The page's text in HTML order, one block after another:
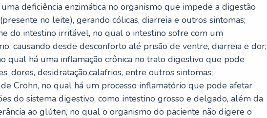
deficiência enzimática no organismo que impede a digestão
no leite), gerando cólicas, diarreia e outros sintomas;
do intestino irritável, no qual o intestino sofre com um
causando desde desconforto até prisão de ventre, diarreia e dor;
qual há uma inflamação crônica no trato digestivo que pode
dores, desidratação,calafrios, entre outros sintomas;
de Crohn, no qual há um processo inflamatório que pode afetar
do sistema digestivo, como intestino grosso e delgado, além da
ao glúten, no qual o organismo do paciente não digere o